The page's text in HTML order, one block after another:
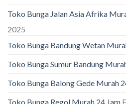
Toko Bunga Jalan Asia Afrika
2025
Toko Bunga Bandung Wetan
Toko Bunga Sumur Bandung
Toko Bunga Balong Gede Murah
Toko Bunga Regol Murah 24 Jam